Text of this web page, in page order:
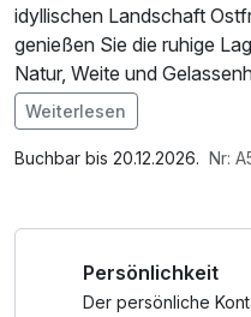
idyllischen Landschaft
genießen Sie die ruhige
Natur, Weite und
Starten Sie Ihren Tag mit
das keine Wünsche
Unsere liebevoll
perfekte Gelegenheit,
Im Angebot enthalten
Parkplatz, W-LAN
Weiterlesen
Buchbar bis 20.12.2026. Nr:
Persönlichkeit
Der persönliche